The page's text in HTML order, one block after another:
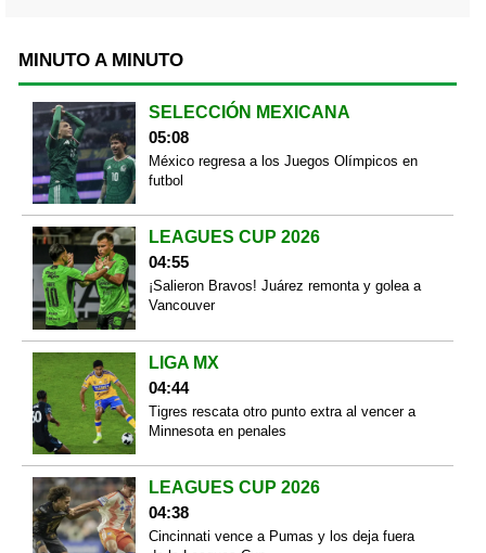
MINUTO A MINUTO
SELECCIÓN MEXICANA
05:08
México regresa a los Juegos Olímpicos en
futbol
LEAGUES CUP 2026
04:55
¡Salieron Bravos! Juárez remonta y golea a
Vancouver
LIGA MX
04:44
Tigres rescata otro punto extra al vencer a
Minnesota en penales
LEAGUES CUP 2026
04:38
Cincinnati vence a Pumas y los deja fuera